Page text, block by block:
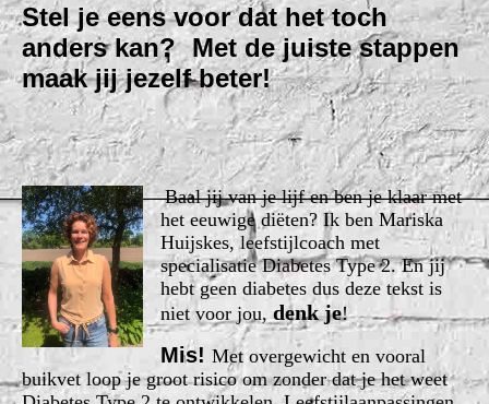
Stel je eens voor dat het toch
anders kan? Met de juiste stappen
maak jij jezelf beter!
Baal jij van je lijf en ben je klaar met
het eeuwige diëten? Ik ben Mariska
Huijskes, leefstijlcoach met
specialisatie Diabetes Type 2. En jij
hebt geen diabetes dus deze tekst is
niet voor jou, denk je!
Mis! Met overgewicht en vooral
buikvet loop je groot risico om zonder dat je het weet